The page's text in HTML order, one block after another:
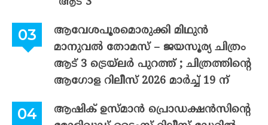
ആവേശപൂരമൊരുക്കി മിഥുൻ
മാനുവൽ തോമസ് – ജയസൂര്യ ചിത്രം
ആട് 3 ട്രെയ്‌ലർ പുറത്ത് ; ചിത്രത്തിന്റെ
ആഗോള റിലീസ് 2026 മാർച്ച് 19 ന്
ആഷിക് ഉസ്മാൻ പ്രൊഡക്ഷൻസിന്റെ